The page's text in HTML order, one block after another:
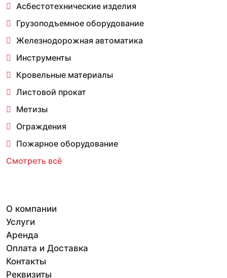
Асбестотехнические изделия
Грузоподъемное оборудование
Железнодорожная автоматика
Инструменты
Кровельные материалы
Листовой прокат
Метизы
Ограждения
Пожарное оборудование
Смотреть всё
О компании
Услуги
Аренда
Оплата и Доставка
Контакты
Реквизиты